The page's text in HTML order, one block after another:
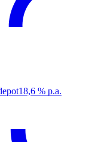
18,6 % p.a.